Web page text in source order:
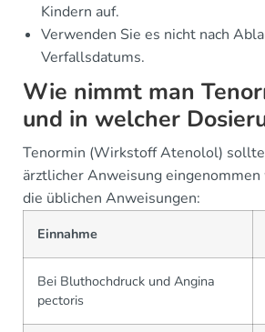
Kindern auf.
Verwenden Sie es nicht nach
Verfallsdatums.
Wie nimmt man
und in welcher
Tenormin (Wirkstoff Atenolol) sollte
ärztlicher Anweisung
die üblichen Anweisungen:
Einnahme
Bei Bluthochdruck und Angina
pectoris